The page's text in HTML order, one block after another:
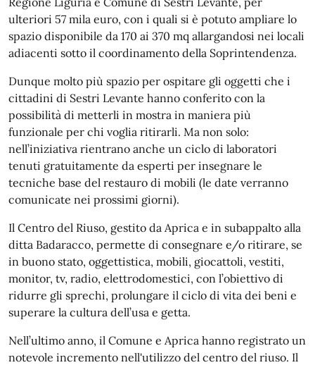
ulteriori 57 mila euro, con i quali si è potuto ampliare lo
spazio disponibile da 170 ai 370 mq allargandosi nei locali
adiacenti sotto il coordinamento della Soprintendenza.
Dunque molto più spazio per ospitare gli oggetti che i
cittadini di Sestri Levante hanno conferito con la
possibilità di metterli in mostra in maniera più
funzionale per chi voglia ritirarli. Ma non solo:
nell’iniziativa rientrano anche un ciclo di laboratori
tenuti gratuitamente da esperti per insegnare le
tecniche base del restauro di mobili (le date verranno
comunicate nei prossimi giorni).
Il Centro del Riuso, gestito da Aprica e in subappalto alla
ditta Badaracco, permette di consegnare e/o ritirare, se
in buono stato, oggettistica, mobili, giocattoli, vestiti,
monitor, tv, radio, elettrodomestici, con l’obiettivo di
ridurre gli sprechi, prolungare il ciclo di vita dei beni e
superare la cultura dell’usa e getta.
Nell’ultimo anno, il Comune e Aprica hanno registrato un
notevole incremento nell'utilizzo del centro del riuso. Il